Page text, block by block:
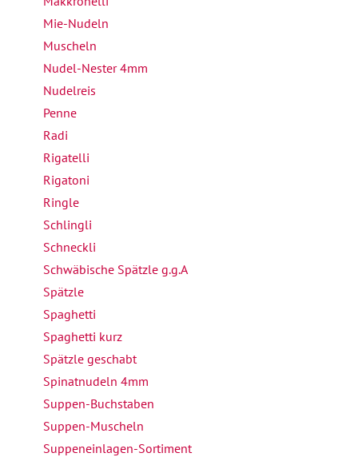
Mie-Nudeln
Muscheln
Nudel-Nester 4mm
Nudelreis
Penne
Radi
Rigatelli
Rigatoni
Ringle
Schlingli
Schneckli
Schwäbische Spätzle g.g.A
Spätzle
Spaghetti
Spaghetti kurz
Spätzle geschabt
Spinatnudeln 4mm
Suppen-Buchstaben
Suppen-Muscheln
Suppeneinlagen-Sortiment